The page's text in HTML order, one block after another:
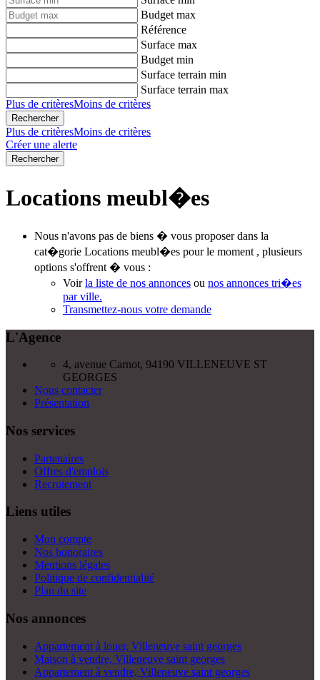
Budget max
Référence
Surface max
Budget min
Surface terrain min
Surface terrain max
Plus de critèresMoins de critères
Plus de critèresMoins de critères
Créer une alerte
Locations meubl�es
Nous n'avons pas de biens � vous proposer dans la
cat�gorie Locations meubl�es pour le moment , plusieurs
options s'offrent � vous :
Voirla liste de nos annonces ou nos annonces tri�es
par ville.
Transmettez-nous votre demande
L'Agence
4, avenue Carnot, 94190 VILLENEUVE ST
GEORGES
Nous contacter
Présentation
Nos services
Partenaires
Offres d'emplois
Recrutement
Liens utiles
Mon compte
Nos honoraires
Mentions légales
Politique de confidentialité
Plan du site
Nos annonces
Appartement à louer, Villeneuve saint georges
Maison à vendre, Villeneuve saint georges
Appartement à vendre, Villeneuve saint georges